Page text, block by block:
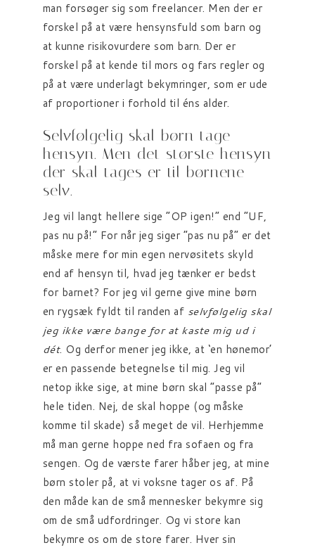
man forsøger sig som freelancer. Men der er
forskel på at være hensynsfuld som barn og
at kunne risikovurdere som barn. Der er
forskel på at kende til mors og fars regler og
på at være underlagt bekymringer, som er ude
af proportioner i forhold til éns alder.
Selvfølgelig skal børn tage
hensyn. Men det største hensyn
der skal tages er til børnene
selv.
Jeg vil langt hellere sige “OP igen!” end “UF,
pas nu på!” For når jeg siger “pas nu på” er det
måske mere for min egen nervøsitets skyld
end af hensyn til, hvad jeg tænker er bedst
for barnet? For jeg vil gerne give mine børn
en rygsæk fyldt til randen af selvfølgelig skal
jeg ikke være bange for at kaste mig ud i
dét. Og derfor mener jeg ikke, at ‘en hønemor’
er en passende betegnelse til mig. Jeg vil
netop ikke sige, at mine børn skal “passe på”
hele tiden. Nej, de skal hoppe (og måske
komme til skade) så meget de vil. Herhjemme
må man gerne hoppe ned fra sofaen og fra
sengen. Og de værste farer håber jeg, at mine
børn stoler på, at vi voksne tager os af. På
den måde kan de små mennesker bekymre sig
om de små udfordringer. Og vi store kan
bekymre os om de store farer. Hver sin